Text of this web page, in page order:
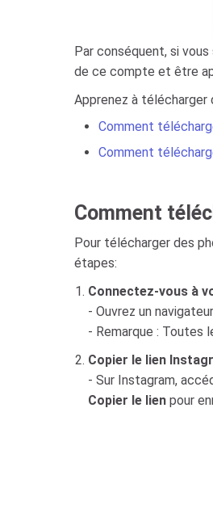
Par conséquent, si
de ce compte et être
Apprenez à télécharger
Comment
Comment
Comment
Pour télécharger des
étapes:
Connectez-vous à
- Ouvrez un
- Remarque : Toutes
Copier le lien
- Sur Instagram,
Copier le lien pour